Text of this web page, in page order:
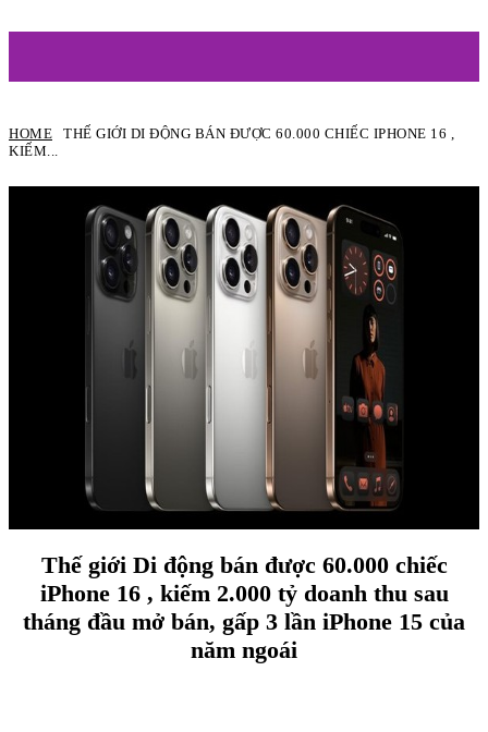
HOME
THẾ GIỚI DI ĐỘNG BÁN ĐƯỢC 60.000 CHIẾC IPHONE 16 ,
KIẾM...
Thế giới Di động bán được 60.000 chiếc
iPhone 16 , kiếm 2.000 tỷ doanh thu sau
tháng đầu mở bán, gấp 3 lần iPhone 15 của
năm ngoái